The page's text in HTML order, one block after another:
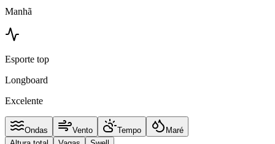
Manhã
Esporte top
Longboard
Excelente
Ondas Vento Tempo
Maré